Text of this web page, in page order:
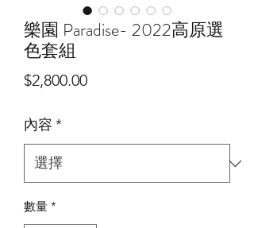
樂園 Paradise- 2022高原選
色套組
$2,800.00價
內容 *
數量 *